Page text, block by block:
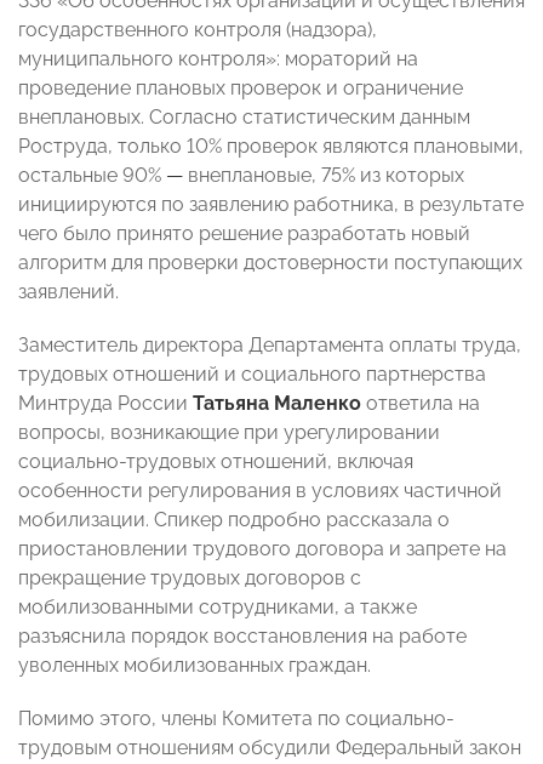
государственного контроля (надзора),
муниципального контроля»: мораторий на
проведение плановых проверок и ограничение
внеплановых. Согласно статистическим данным
Роструда, только 10% проверок являются плановыми,
остальные 90% — внеплановые, 75% из которых
инициируются по заявлению работника, в результате
чего было принято решение разработать новый
алгоритм для проверки достоверности поступающих
заявлений.
Заместитель директора Департамента оплаты труда,
трудовых отношений и социального партнерства
Минтруда России Татьяна Маленко ответила на
вопросы, возникающие при урегулировании
социально-трудовых отношений, включая
особенности регулирования в условиях частичной
мобилизации. Спикер подробно рассказала о
приостановлении трудового договора и запрете на
прекращение трудовых договоров с
мобилизованными сотрудниками, а также
разъяснила порядок восстановления на работе
уволенных мобилизованных граждан.
Помимо этого, члены Комитета по социально-
трудовым отношениям обсудили Федеральный закон